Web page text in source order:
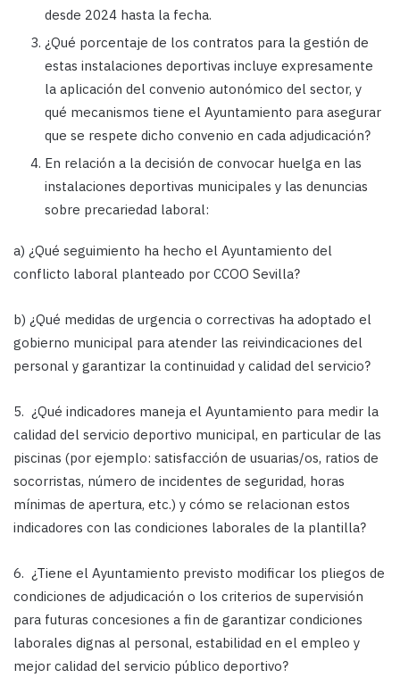
desde 2024 hasta la fecha.
¿Qué porcentaje de los contratos para la gestión de
estas instalaciones deportivas incluye expresamente
la aplicación del convenio autonómico del sector, y
qué mecanismos tiene el Ayuntamiento para asegurar
que se respete dicho convenio en cada adjudicación?
En relación a la decisión de convocar huelga en las
instalaciones deportivas municipales y las denuncias
sobre precariedad laboral:
a) ¿Qué seguimiento ha hecho el Ayuntamiento del
conflicto laboral planteado por CCOO Sevilla?
b) ¿Qué medidas de urgencia o correctivas ha adoptado el
gobierno municipal para atender las reivindicaciones del
personal y garantizar la continuidad y calidad del servicio?
5. ¿Qué indicadores maneja el Ayuntamiento para medir la
calidad del servicio deportivo municipal, en particular de las
piscinas (por ejemplo: satisfacción de usuarias/os, ratios de
socorristas, número de incidentes de seguridad, horas
mínimas de apertura, etc.) y cómo se relacionan estos
indicadores con las condiciones laborales de la plantilla?
6. ¿Tiene el Ayuntamiento previsto modificar los pliegos de
condiciones de adjudicación o los criterios de supervisión
para futuras concesiones a fin de garantizar condiciones
laborales dignas al personal, estabilidad en el empleo y
mejor calidad del servicio público deportivo?